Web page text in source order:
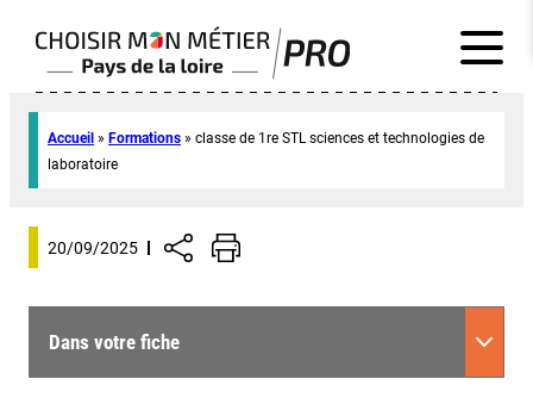
Accueil » Formations » classe de 1re STL sciences et technologies de
laboratoire
20/09/2025
Dans votre fiche